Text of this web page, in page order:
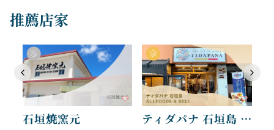
推薦店家
石垣焼窯元 ティダパナ 石垣島 ALLFOOD S& DELI